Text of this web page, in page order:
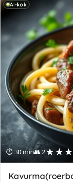
AI-kok
⏱ 30 min👥 2